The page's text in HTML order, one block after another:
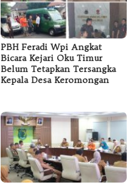
PBH Feradi Wpi Angkat
Bicara Kejari Oku Timur
Belum Tetapkan Tersangka
Kepala Desa Keromongan